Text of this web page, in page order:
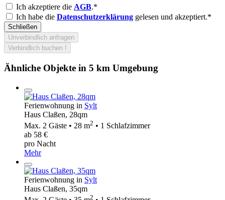
Ich akzeptiere die AGB.*
Ich habe die Datenschutzerklärung gelesen und akzeptiert.*
Schließen
Unverbindlich anfragen
Verbindlich buchen !
Ähnliche Objekte in 5 km Umgebung
Ferienwohnung in Sylt
Haus Claßen, 28qm
Max. 2 Gäste • 28 m2 • 1 Schlafzimmer
ab 58 €
pro Nacht
Mehr
Ferienwohnung in Sylt
Haus Claßen, 35qm
2